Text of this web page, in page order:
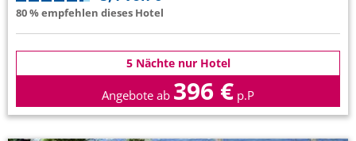
80 % empfehlen dieses Hotel
5 Nächte nur Hotel
Angebote ab 396 € p.P